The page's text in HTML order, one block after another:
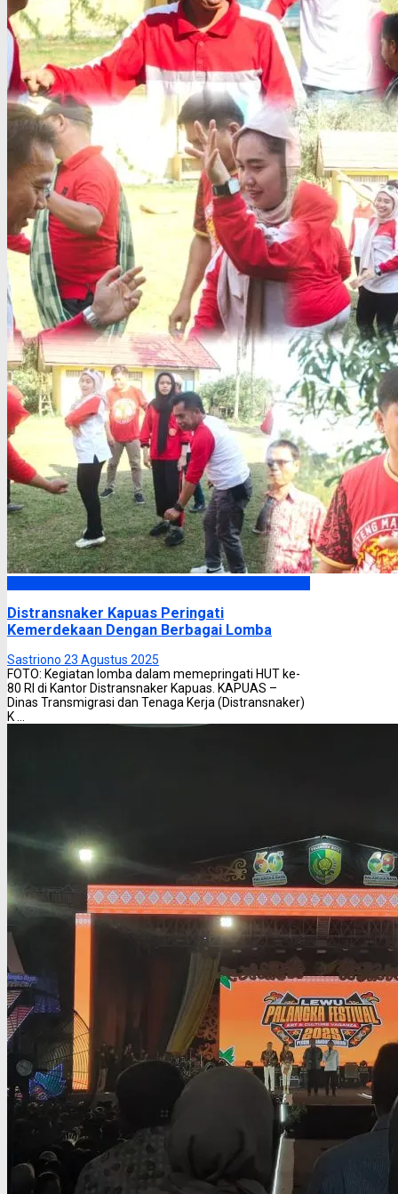
Distransnaker Kapuas Peringati
Kemerdekaan Dengan Berbagai Lomba
Sastriono 23 Agustus 2025
FOTO: Kegiatan lomba dalam memepringati HUT ke-
80 RI di Kantor Distransnaker Kapuas. KAPUAS –
Dinas Transmigrasi dan Tenaga Kerja (Distransnaker)
K ...